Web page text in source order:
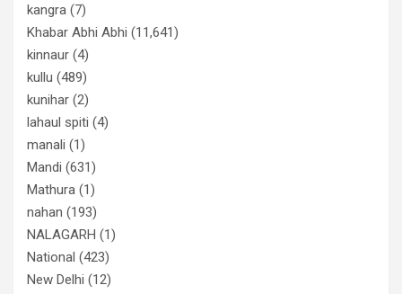
kangra (7)
Khabar Abhi Abhi (11,641)
kinnaur (4)
kullu (489)
kunihar (2)
lahaul spiti (4)
manali (1)
Mandi (631)
Mathura (1)
nahan (193)
NALAGARH (1)
National (423)
New Delhi (12)